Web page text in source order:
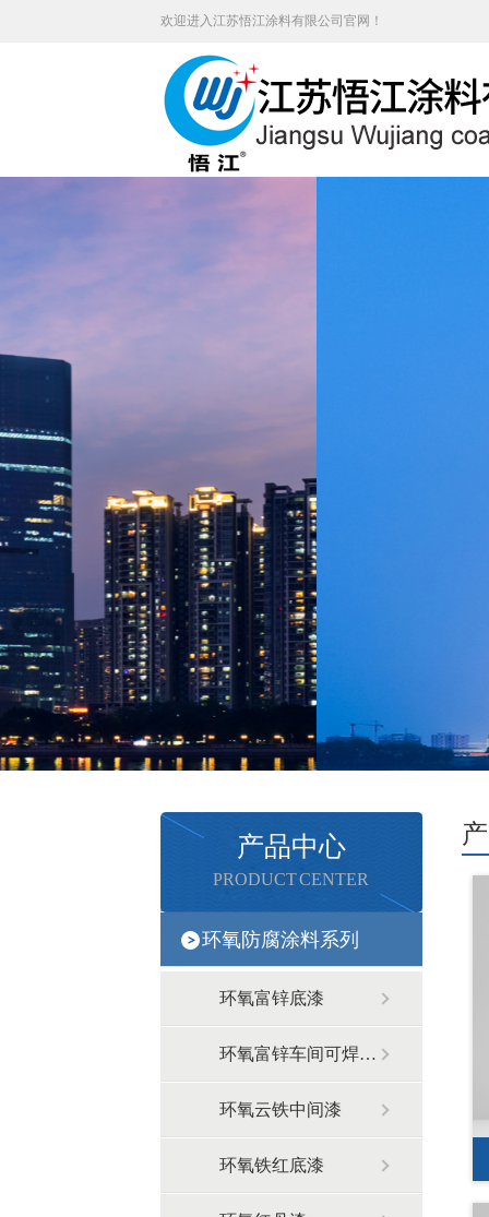
欢迎进入江苏悟江涂料有限公司官网！
产品中心
PRODUCT CENTER
环氧防腐涂料系列
环氧富锌底漆
环氧富锌车间可焊底漆
环氧云铁中间漆
环氧铁红底漆